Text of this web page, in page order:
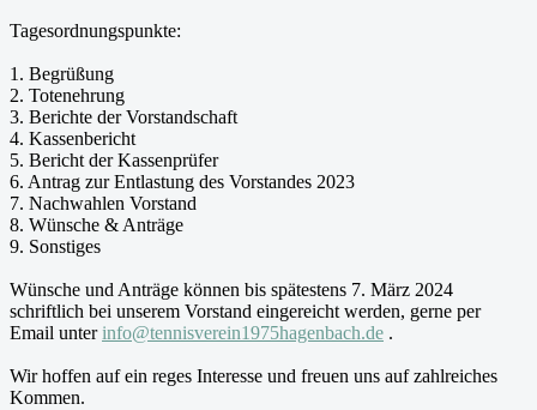
Tagesordnungspunkte:
1. Begrüßung
2. Totenehrung
3. Berichte der Vorstandschaft
4. Kassenbericht
5. Bericht der Kassenprüfer
6. Antrag zur Entlastung des Vorstandes 2023
7. Nachwahlen Vorstand
8. Wünsche & Anträge
9. Sonstiges
Wünsche und Anträge können bis spätestens 7. März 2024
schriftlich bei unserem Vorstand eingereicht werden, gerne per
Email unterinfo@tennisverein1975hagenbach.de .
Wir hoffen auf ein reges Interesse und freuen uns auf zahlreiches
Kommen.